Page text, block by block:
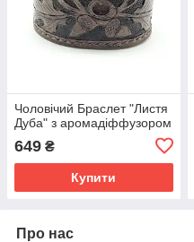
Чоловічий Браслет "Листя
Дуба" з аромадіффузором
649 ₴
Купити
Про нас